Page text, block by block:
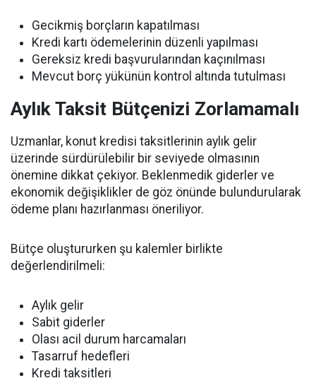
Gecikmiş borçların kapatılması
Kredi kartı ödemelerinin düzenli yapılması
Gereksiz kredi başvurularından kaçınılması
Mevcut borç yükünün kontrol altında tutulması
Aylık Taksit Bütçenizi Zorlamamalı
Uzmanlar, konut kredisi taksitlerinin aylık gelir
üzerinde sürdürülebilir bir seviyede olmasının
önemine dikkat çekiyor. Beklenmedik giderler ve
ekonomik değişiklikler de göz önünde bulundurularak
ödeme planı hazırlanması öneriliyor.
Bütçe oluştururken şu kalemler birlikte
değerlendirilmeli:
Aylık gelir
Sabit giderler
Olası acil durum harcamaları
Tasarruf hedefleri
Kredi taksitleri